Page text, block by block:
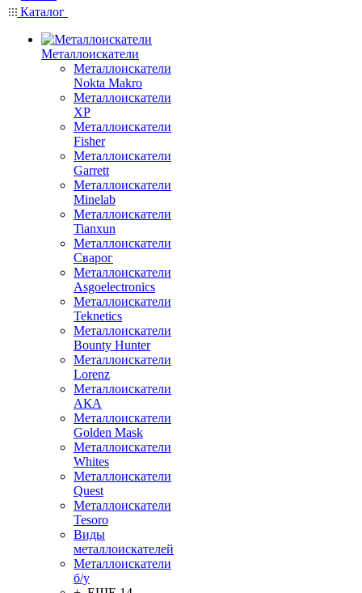
Каталог
Металлоискатели
Металлоискатели
Nokta Makro
Металлоискатели
XP
Металлоискатели
Fisher
Металлоискатели
Garrett
Металлоискатели
Minelab
Металлоискатели
Tianxun
Металлоискатели
Сварог
Металлоискатели
Asgoelectronics
Металлоискатели
Teknetics
Металлоискатели
Bounty Hunter
Металлоискатели
Lorenz
Металлоискатели
АКА
Металлоискатели
Golden Mask
Металлоискатели
Whites
Металлоискатели
Quest
Металлоискатели
Tesoro
Виды
металлоискателей
Металлоискатели
б/у